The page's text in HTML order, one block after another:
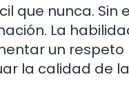
que nunca. Sin
La
un
la calidad de